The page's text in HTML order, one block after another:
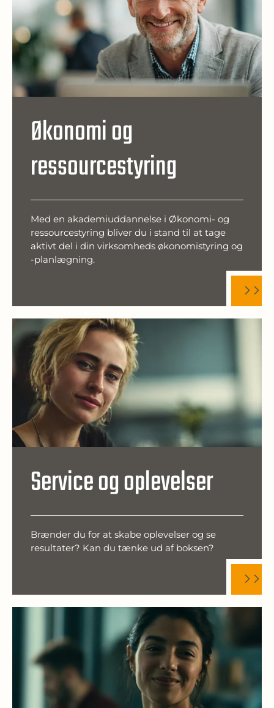
Økonomi og
ressourcestyring
Med en akademiuddannelse i Økonomi- og
ressourcestyring bliver du i stand til at tage
aktivt del i din virksomheds økonomistyring og
-planlægning.
Service og oplevelser
Brænder du for at skabe oplevelser og se
resultater? Kan du tænke ud af boksen?